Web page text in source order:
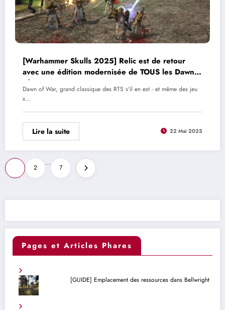
[Warhammer Skulls 2025] Relic est de retour
avec une édition modernisée de TOUS les Dawn
of War
Dawn of War, grand classique des RTS s'il en est - et même des jeu
x…
Lire la suite 22 Mai 2025
Pagination
des
publications
2
…
7
Pages et Articles Phares
[GUIDE] Emplacement des ressources dans Bellwright